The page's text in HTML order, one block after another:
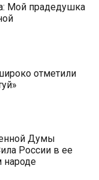
Мой прадедушка
отметили
Думы
России в ее
народе